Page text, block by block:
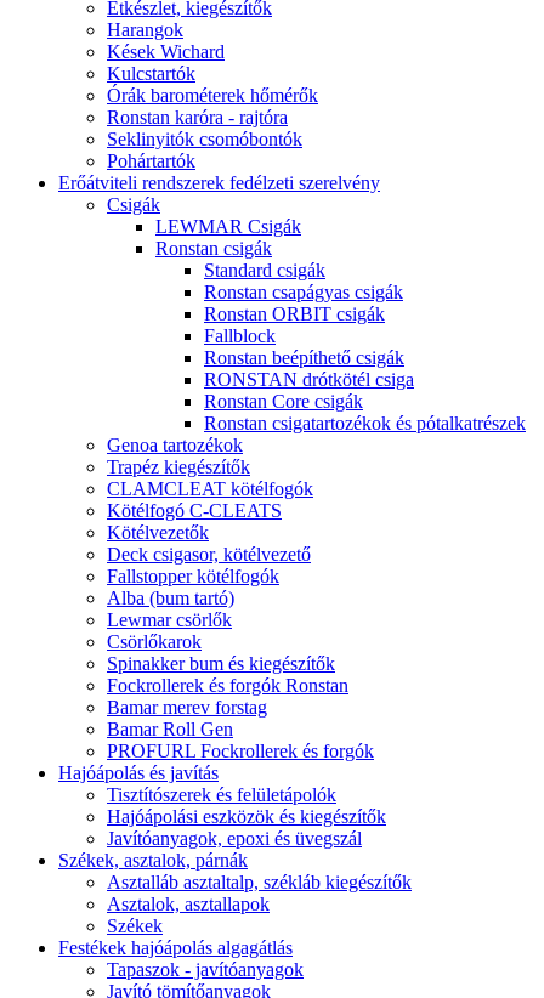
Étkészlet, kiegészítők
Harangok
Kések Wichard
Kulcstartók
Órák barométerek hőmérők
Ronstan karóra - rajtóra
Seklinyitók csomóbontók
Pohártartók
Erőátviteli rendszerek fedélzeti szerelvény
Csigák
LEWMAR Csigák
Ronstan csigák
Standard csigák
Ronstan csapágyas csigák
Ronstan ORBIT csigák
Fallblock
Ronstan beépíthető csigák
RONSTAN drótkötél csiga
Ronstan Core csigák
Ronstan csigatartozékok és pótalkatrészek
Genoa tartozékok
Trapéz kiegészítők
CLAMCLEAT kötélfogók
Kötélfogó C-CLEATS
Kötélvezetők
Deck csigasor, kötélvezető
Fallstopper kötélfogók
Alba (bum tartó)
Lewmar csörlők
Csörlőkarok
Spinakker bum és kiegészítők
Fockrollerek és forgók Ronstan
Bamar merev forstag
Bamar Roll Gen
PROFURL Fockrollerek és forgók
Hajóápolás és javítás
Tisztítószerek és felületápolók
Hajóápolási eszközök és kiegészítők
Javítóanyagok, epoxi és üvegszál
Székek, asztalok, párnák
Asztalláb asztaltalp, székláb kiegészítők
Asztalok, asztallapok
Székek
Festékek hajóápolás algagátlás
Tapaszok - javítóanyagok
Javító tömítőanyagok